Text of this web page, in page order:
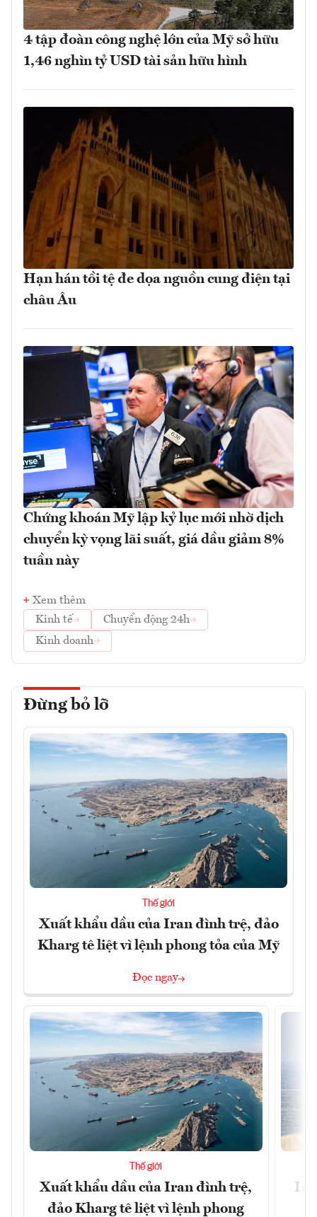
4 tập đoàn công nghệ lớn của Mỹ sở hữu
1,46 nghìn tỷ USD tài sản hữu hình
Hạn hán tồi tệ đe dọa nguồn cung điện tại
châu Âu
Chứng khoán Mỹ lập kỷ lục mới nhờ dịch
chuyển kỳ vọng lãi suất, giá dầu giảm 8%
tuần này
Xem thêm
Kinh tế
Chuyển động 24h
Kinh doanh
Đừng bỏ lỡ
Thế giới
Xuất khẩu dầu của Iran đình trệ, đảo
Kharg tê liệt vì lệnh phong tỏa của Mỹ
Đọc ngay
Thế giới
Xuất khẩu dầu của Iran đình trệ,
đảo Kharg tê liệt vì lệnh phong